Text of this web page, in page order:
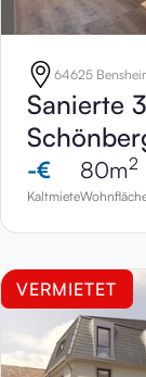
64625
Sanierte
-€
Kaltmiete
80m2
VERMIETET